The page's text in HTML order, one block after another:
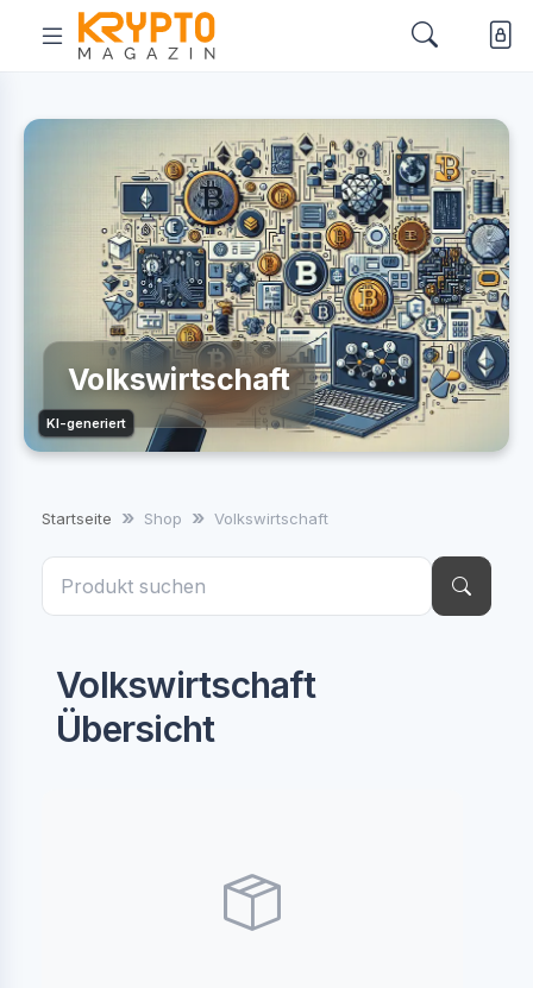
KI-generiert
Volkswirtschaft
Startseite Shop Volkswirtschaft
Volkswirtschaft
Übersicht